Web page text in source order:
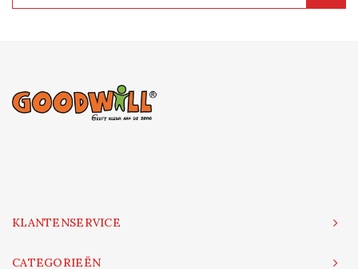
KLANTENSERVICE
CATEGORIEËN